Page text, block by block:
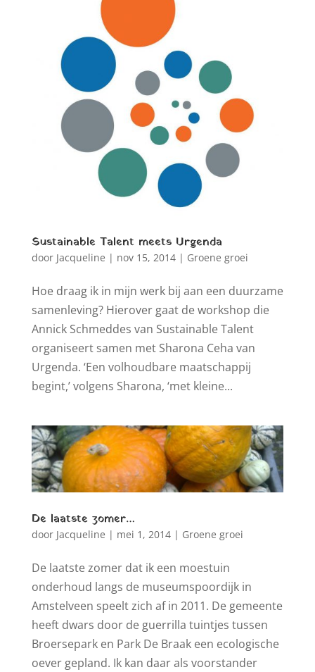
Sustainable Talent meets Urgenda
door Jacqueline | nov 15, 2014| Groene groei
Hoe draag ik in mijn werk bij aan een duurzame
samenleving? Hierover gaat de workshop die
Annick Schmeddes van Sustainable Talent
organiseert samen met Sharona Ceha van
Urgenda. ‘Een volhoudbare maatschappij
begint,’ volgens Sharona, ‘met kleine...
De laatste zomer…
door Jacqueline | mei 1, 2014| Groene groei
De laatste zomer dat ik een moestuin
onderhoud langs de museumspoordijk in
Amstelveen speelt zich af in 2011. De gemeente
heeft dwars door de guerrilla tuintjes tussen
Broersepark en Park De Braak een ecologische
oever gepland. Ik kan daar als voorstander